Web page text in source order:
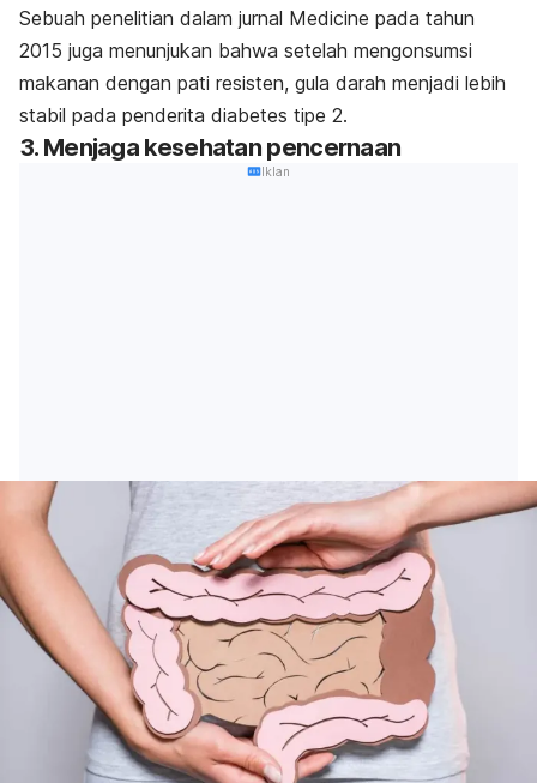
Sebuah penelitian dalam jurnal Medicine pada tahun
2015 juga menunjukan bahwa setelah mengonsumsi
makanan dengan pati resisten, gula darah menjadi lebih
stabil pada penderita diabetes tipe 2.
3. Menjaga kesehatan pencernaan
Iklan